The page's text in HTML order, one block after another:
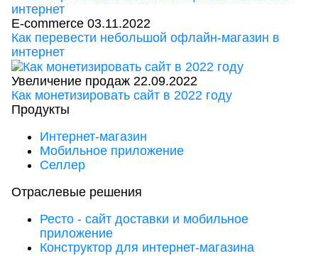
E-commerce 03.11.2022
Как перевести небольшой офлайн-магазин в
интернет
Увеличение продаж 22.09.2022
Как монетизировать сайт в 2022 году
Продукты
Интернет-магазин
Мобильное приложение
Селлер
Отраслевые решения
Ресто - сайт доставки и мобильное
приложение
Конструктор для интернет-магазина